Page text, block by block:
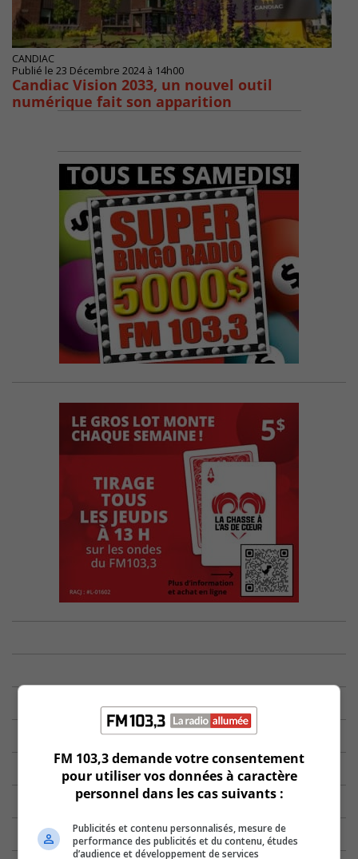
CANDIAC
Publié le 23 Décembre 2024 à 14h00
Candiac Vision 2033, un nouvel outil
numérique fait son apparition
FM 103,3 demande votre consentement
pour utiliser vos données à caractère
personnel dans les cas suivants :
Publicités et contenu personnalisés, mesure de
performance des publicités et du contenu, études
d’audience et développement de services